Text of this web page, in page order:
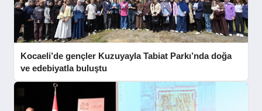
Kocaeli’de gençler Kuzuyayla Tabiat Parkı’nda doğa
ve edebiyatla buluştu